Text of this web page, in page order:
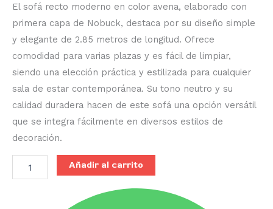
El sofá recto moderno en color avena, elaborado con
primera capa de Nobuck, destaca por su diseño simple
y elegante de 2.85 metros de longitud. Ofrece
comodidad para varias plazas y es fácil de limpiar,
siendo una elección práctica y estilizada para cualquier
sala de estar contemporánea. Su tono neutro y su
calidad duradera hacen de este sofá una opción versátil
que se integra fácilmente en diversos estilos de
decoración.
Añadir al carrito